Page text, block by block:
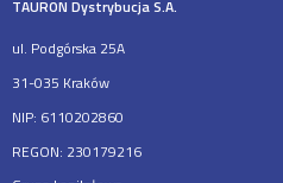
TAURON Dystrybucja S.A.
ul. Podgórska 25A
31-035 Kraków
NIP: 6110202860
REGON: 230179216